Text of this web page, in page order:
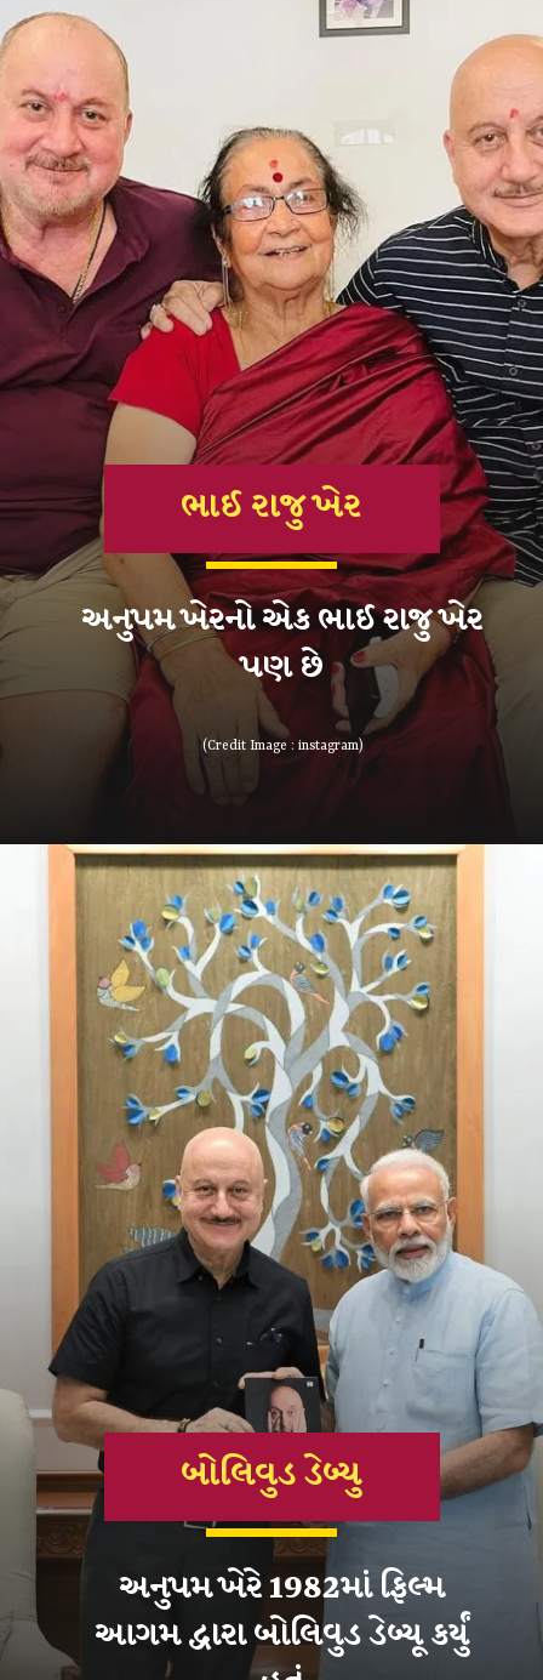
(Credit Image : instagram)
અનુપમ ખેરનો એક ભાઈ રાજુ ખેર
પણ છે
ભાઈ રાજુ ખેર
અનુપમ ખેરે 1982માં ફિલ્મ
આગમ દ્વારા બોલિવુડ ડેબ્યૂ કર્યું
બોલિવુડ ડેબ્યુ